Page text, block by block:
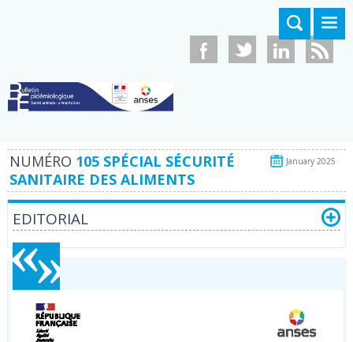
January 2025
NUMÉRO 105 SPÉCIAL SÉCURITÉ
SANITAIRE DES ALIMENTS
EDITORIAL